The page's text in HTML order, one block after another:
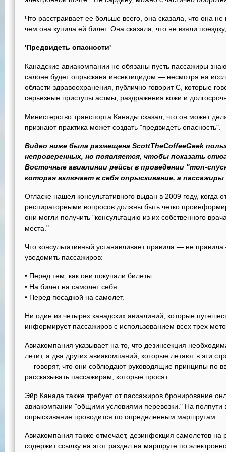
Что расстраивает ее больше всего, она сказала, что она
чем она купила ей билет. Она сказала, что не взяли
'Предвидеть опасности'
Канадские авиакомпании не обязаны пусть пассажиры
салоне будет опрыскана инсектицидом — несмотря на
области здравоохранения, публично говорит С, которые
серьезные приступы астмы, раздражения кожи и
Министерство транспорта Канады сказал, что он может
признают практика может создать "предвидеть опасность".
Видео ниже была размещена ScottTheCoffeeGeek
непроверенных, но появляется, чтобы показать
Восточные авиалинии рейсы в проведении "топ-
которая включает в себя опрыскивание, а
Огласке нашел консультативного выдан в 2009 году, когда
респираторными вопросов должны быть четко
они могли получить "консультацию из их собственного
места."
Что консультативный устанавливает правила — не
уведомить пассажиров:
• Перед тем, как они покупали билеты.
• На билет на самолет себя.
• Перед посадкой на самолет.
Ни один из четырех канадских авиалиний, которые
информирует пассажиров с использованием всех трех
Авиакомпания указывает на то, что дезинсекция
летит, а два других авиакомпаний, которые летают в эти
— говорят, что они соблюдают руководящие принципы по
рассказывать пассажирам, которые просят.
Эйр Канада также требует от пассажиров бронирование
авиакомпании "общими условиями перевозки." На полпути
опрыскивание проводится по определенным маршрутам.
Авиакомпания также отмечает, дезинфекция самолетов на
содержит ссылку на этот раздел на маршруте по